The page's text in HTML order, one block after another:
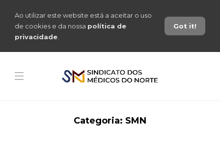
Ao utilizar este website está a aceitar o uso
de cookies e da nossa política de
privacidade
Got it!
Categoria: SMN